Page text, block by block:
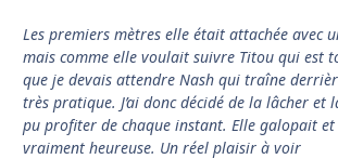
Les premiers mètres elle était attachée avec
mais comme elle voulait suivre Titou qui est
que je devais attendre Nash qui traîne
très pratique. J’ai donc décidé de la lâcher et
pu profiter de chaque instant. Elle galopait et
vraiment heureuse. Un réel plaisir à voir